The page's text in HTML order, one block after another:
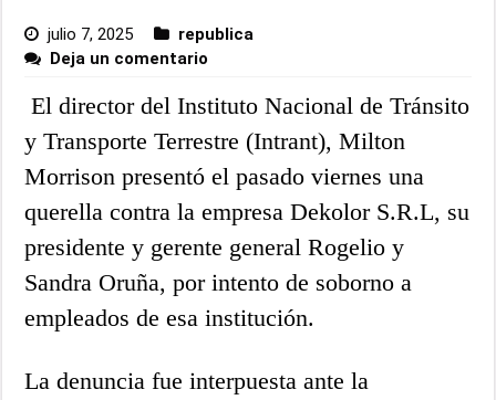
julio 7, 2025
republica
Deja un comentario
El director del Instituto Nacional de Tránsito
y Transporte Terrestre (Intrant), Milton
Morrison presentó el pasado viernes una
querella contra la empresa Dekolor S.R.L, su
presidente y gerente general Rogelio y
Sandra Oruña, por intento de soborno a
empleados de esa institución.
La denuncia fue interpuesta ante la